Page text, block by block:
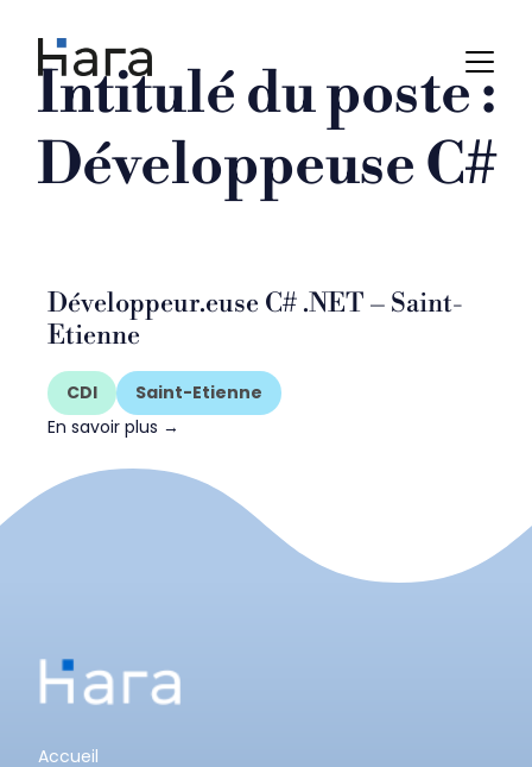
contentIntitulé du poste :
Développeuse C#
Développeur.euse C# .NET – Saint-
Etienne
CDI
Saint-Etienne
En savoir plus
Accueil